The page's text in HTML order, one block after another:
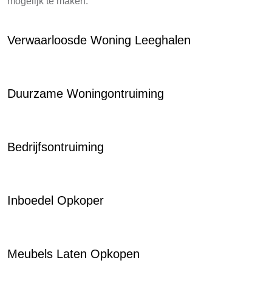
Verwaarloosde Woning Leeghalen
Duurzame Woningontruiming
Bedrijfsontruiming
Inboedel Opkoper
Meubels Laten Opkopen